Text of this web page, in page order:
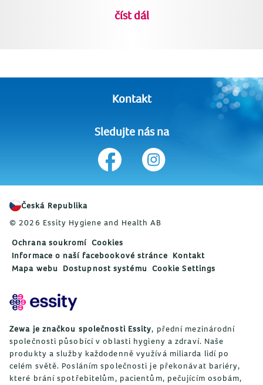
číst dál
Kontakt
Sledujte nás na
Česká Republika
© 2026 Essity Hygiene and Health AB
Ochrana soukromí Cookies
Informace o naší facebookové stránce Kontakt
Mapa webu
Dostupnost systému Cookie Settings
Zewa je značkou společnosti Essity, přední mezinárodní
společnosti působící v oblasti hygieny a zdraví. Naše
produkty a služby každodenně využívá miliarda lidí po
celém světě. Posláním společnosti je překonávat bariéry,
které brání spotřebitelům, pacientům, pečujícím osobám,